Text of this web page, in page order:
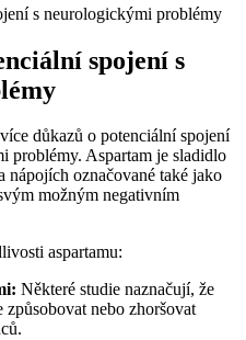
spojení s
důkazů o potenciální spojení
problémy. Aspartam je sladidlo
nápojích označované také jako
možným negativním
aspartamu:
Některé studie naznačují, že
způsobovat nebo zhoršovat